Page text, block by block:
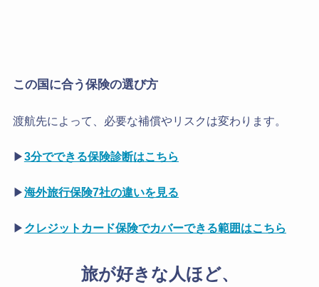
a
ベトナムの医療費はどれくら
a
クレジットカード付帯の海外
受けるには？
この国に合う保険の選び方
渡航先によって、必要な補償やリスクは変わります。
▶3分でできる保険診断はこちら
▶海外旅行保険7社の違いを見る
▶ クレジットカード保険でカバーできる範囲はこちら
旅が好きな人ほど、